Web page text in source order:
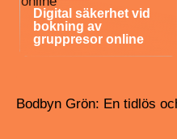
Digital säkerhet vid
bokning av
gruppresor online
Bodbyn Grön: En tidlös